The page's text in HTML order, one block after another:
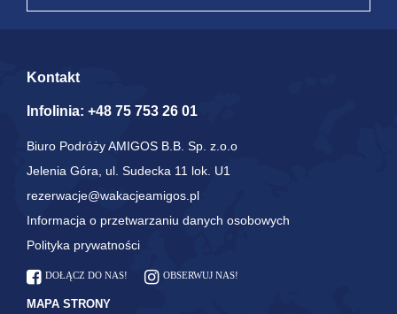
Kontakt
Infolinia: +48 75 753 26 01
Biuro Podróży AMIGOS B.B. Sp. z.o.o
Jelenia Góra, ul. Sudecka 11 lok. U1
rezerwacje@wakacjeamigos.pl
Informacja o przetwarzaniu danych osobowych
Polityka prywatności
DOŁĄCZ DO NAS! OBSERWUJ NAS!
MAPA STRONY